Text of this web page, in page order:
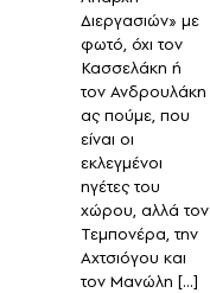
Διεργασιών» με
φωτό, όχι τον
Κασσελάκη ή
τον Ανδρουλάκη
ας πούμε, που
είναι οι
εκλεγμένοι
ηγέτες του
χώρου, αλλά τον
Τεμπονέρα, την
Αχτσιόγου και
τον Μανώλη […]